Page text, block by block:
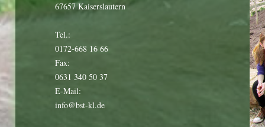
67657 Kaiserslautern
Tel.:
0172-668 16 66
Fax:
0631 340 50 37
E-Mail:
info@bst-kl.de